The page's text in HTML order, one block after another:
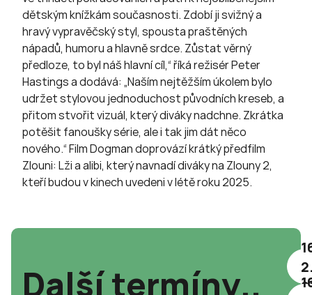
dětským knížkám současnosti. Zdobí ji svižný a
hravý vypravěčský styl, spousta praštěných
nápadů, humoru a hlavně srdce. Zůstat věrný
předloze, to byl náš hlavní cíl,“ říká režisér Peter
Hastings a dodává: „Naším nejtěžším úkolem bylo
udržet stylovou jednoduchost původních kreseb, a
přitom stvořit vizuál, který diváky nadchne. Zkrátka
potěšit fanoušky série, ale i tak jim dát něco
nového.“ Film Dogman doprovází krátký předfilm
Zlouni: Lži a alibi, který navnadí diváky na Zlouny 2,
kteří budou v kinech uvedeni v létě roku 2025.
Další termíny..